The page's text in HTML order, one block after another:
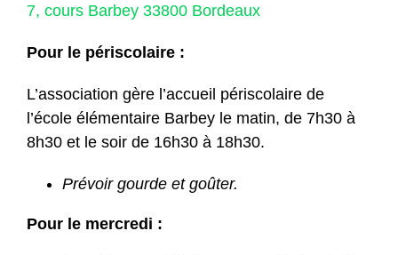
7, cours Barbey 33800 Bordeaux
Pour le périscolaire :
L’association gère l’accueil périscolaire de
l’école élémentaire Barbey le matin, de 7h30 à
8h30 et le soir de 16h30 à 18h30.
Prévoir gourde et goûter.
Pour le mercredi :